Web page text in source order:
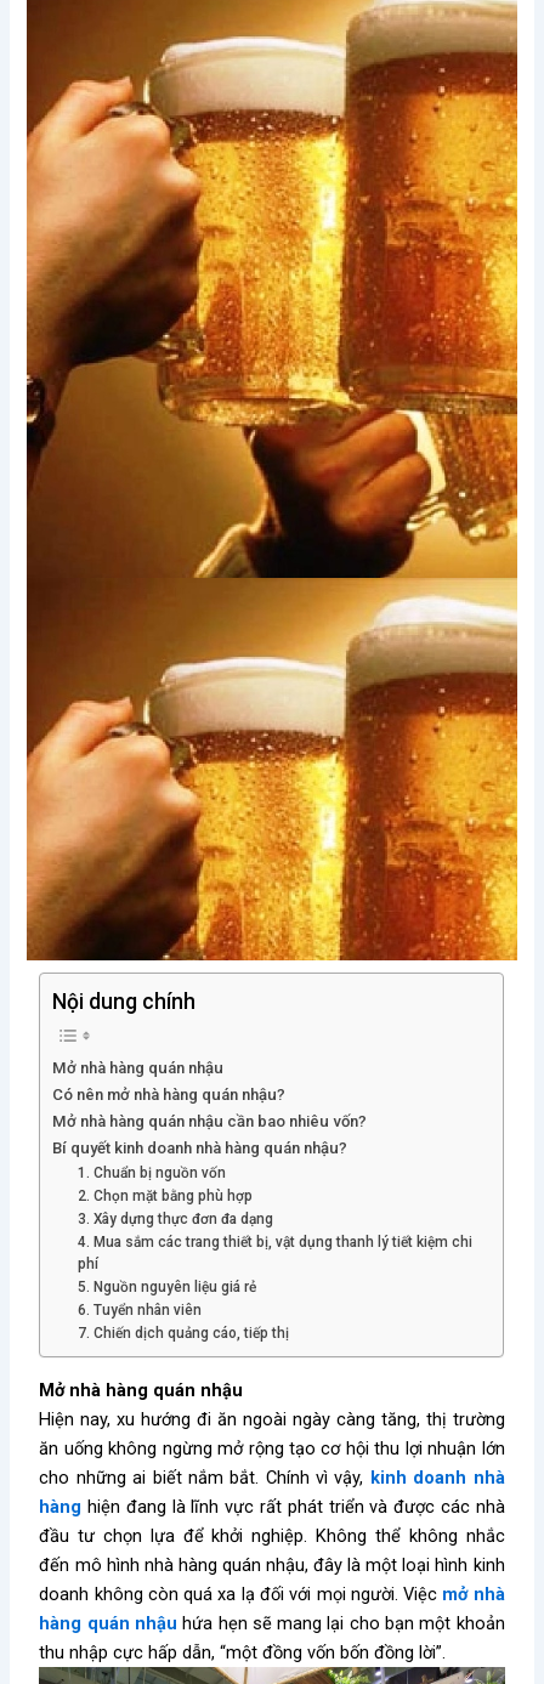
Nội dung chính
Mở nhà hàng quán nhậu
Có nên mở nhà hàng quán nhậu?
Mở nhà hàng quán nhậu cần bao nhiêu vốn?
Bí quyết kinh doanh nhà hàng quán nhậu?
1. Chuẩn bị nguồn vốn
2. Chọn mặt bằng phù hợp
3. Xây dựng thực đơn đa dạng
4. Mua sắm các trang thiết bị, vật dụng thanh lý tiết kiệm chi
phí
5. Nguồn nguyên liệu giá rẻ
6. Tuyển nhân viên
7. Chiến dịch quảng cáo, tiếp thị
Mở nhà hàng quán nhậu
Hiện nay, xu hướng đi ăn ngoài ngày càng tăng, thị trường
ăn uống không ngừng mở rộng tạo cơ hội thu lợi nhuận lớn
cho những ai biết nắm bắt. Chính vì vậy, kinh doanh nhà
hàng hiện đang là lĩnh vực rất phát triển và được các nhà
đầu tư chọn lựa để khởi nghiệp. Không thể không nhắc
đến mô hình nhà hàng quán nhậu, đây là một loại hình kinh
doanh không còn quá xa lạ đối với mọi người. Việc mở nhà
hàng quán nhậuhứa hẹn sẽ mang lại cho bạn một khoản
thu nhập cực hấp dẫn, “một đồng vốn bốn đồng lời”